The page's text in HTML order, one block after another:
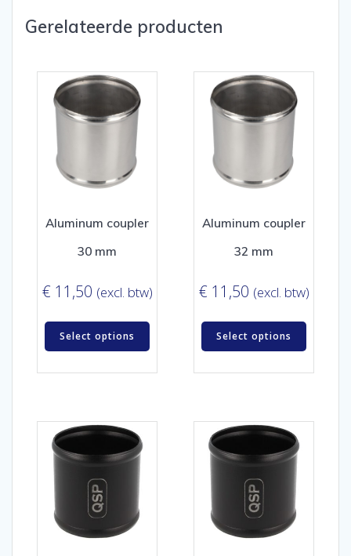
Gerelateerde producten
Aluminum coupler
30 mm
€ 11,50 (excl. btw)
Select options
Aluminum coupler
32 mm
€ 11,50 (excl. btw)
Select options